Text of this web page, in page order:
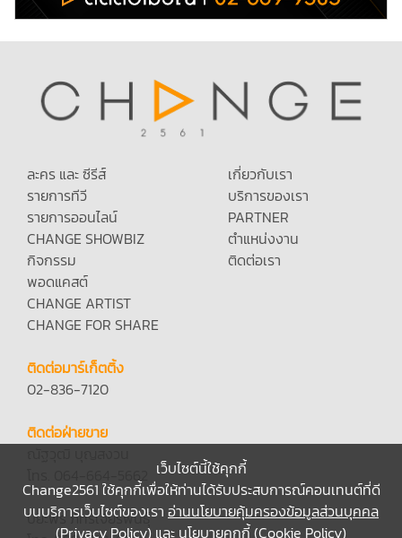
ละคร และ ซีรีส์
รายการทีวี
รายการออนไลน์
CHANGE SHOWBIZ
กิจกรรม
พอดแคสต์
CHANGE ARTIST
CHANGE FOR SHARE
เกี่ยวกับเรา
บริการของเรา
PARTNER
ตำแหน่งงาน
ติดต่อเรา
ติดต่อมาร์เก็ตติ้ง
02-836-7120
ติดต่อฝ่ายขาย
โทร. 064-664-5662
ปิยะพร ภัทรเจียรพันธุ์
เว็บไซต์นี้ใช้คุกกี้
Change2561 ใช้คุกกี้เพื่อให้ท่านได้รับประสบการณ์คอนเทนต์ที่ดี
บนบริการเว็บไซต์ของเรา อ่านนโยบายคุ้มครองข้อมูลส่วนบุคคล
(Privacy Policy) และ นโยบายคุกกี้ (Cookie Policy)